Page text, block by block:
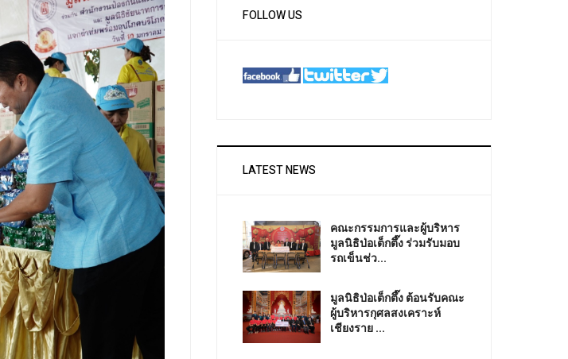
FOLLOW US
LATEST NEWS
คณะกรรมการและผู้บริหาร
มูลนิธิป่อเต็กตึ๊ง ร่วมรับมอบ
รถเข็นช่ว...
มูลนิธิป่อเต็กตึ๊ง ต้อนรับคณะ
ผู้บริหารกุศลสงเคราะห์
เชียงราย ...